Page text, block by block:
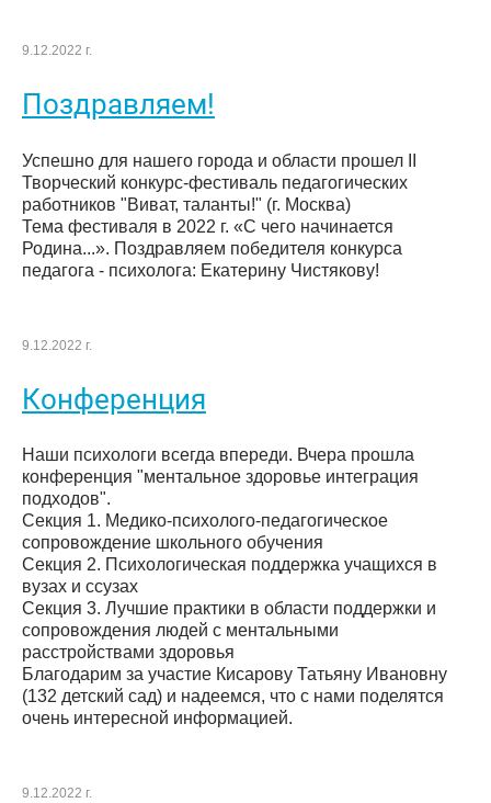
9.12.2022 г.
Поздравляем!
Успешно для нашего города и области прошел II
Творческий конкурс-фестиваль педагогических
работников "Виват, таланты!" (г. Москва)
Тема фестиваля в 2022 г. «С чего начинается
Родина...». Поздравляем победителя конкурса
педагога - психолога: Екатерину Чистякову!
9.12.2022 г.
Конференция
Наши психологи всегда впереди. Вчера прошла
конференция "ментальное здоровье интеграция
подходов".
Секция 1. Медико-психолого-педагогическое
сопровождение школьного обучения
Секция 2. Психологическая поддержка учащихся в
вузах и ссузах
Секция 3. Лучшие практики в области поддержки и
сопровождения людей с ментальными
расстройствами здоровья
Благодарим за участие Кисарову Татьяну Ивановну
(132 детский сад) и надеемся, что с нами поделятся
очень интересной информацией.
9.12.2022 г.